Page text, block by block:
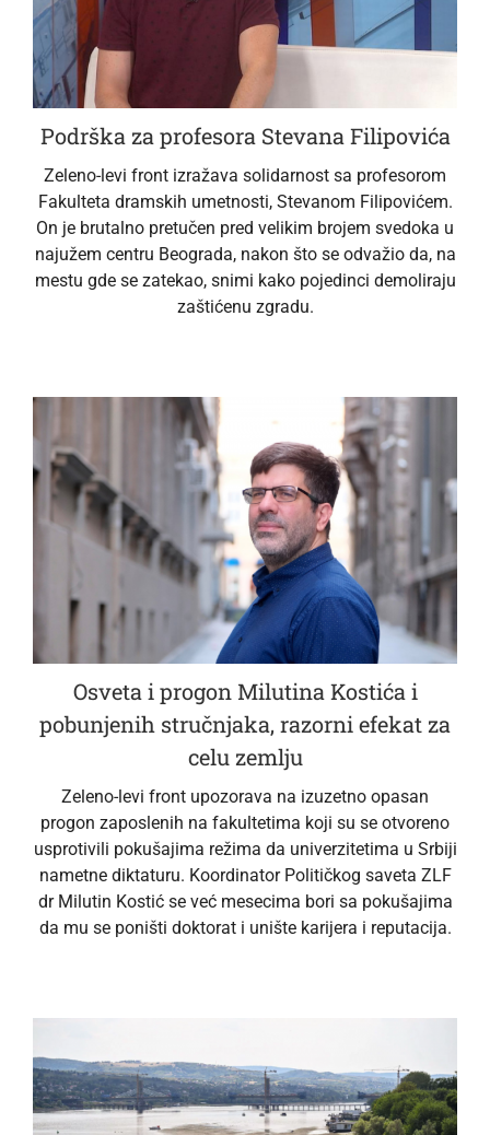
Podrška za profesora Stevana Filipovića
Zeleno-levi front izražava solidarnost sa profesorom
Fakulteta dramskih umetnosti, Stevanom Filipovićem.
On je brutalno pretučen pred velikim brojem svedoka u
najužem centru Beograda, nakon što se odvažio da, na
mestu gde se zatekao, snimi kako pojedinci demoliraju
zaštićenu zgradu.
Osveta i progon Milutina Kostića i
pobunjenih stručnjaka, razorni efekat za
celu zemlju
Zeleno-levi front upozorava na izuzetno opasan
progon zaposlenih na fakultetima koji su se otvoreno
usprotivili pokušajima režima da univerzitetima u Srbiji
nametne diktaturu. Koordinator Političkog saveta ZLF
dr Milutin Kostić se već mesecima bori sa pokušajima
da mu se poništi doktorat i unište karijera i reputacija.